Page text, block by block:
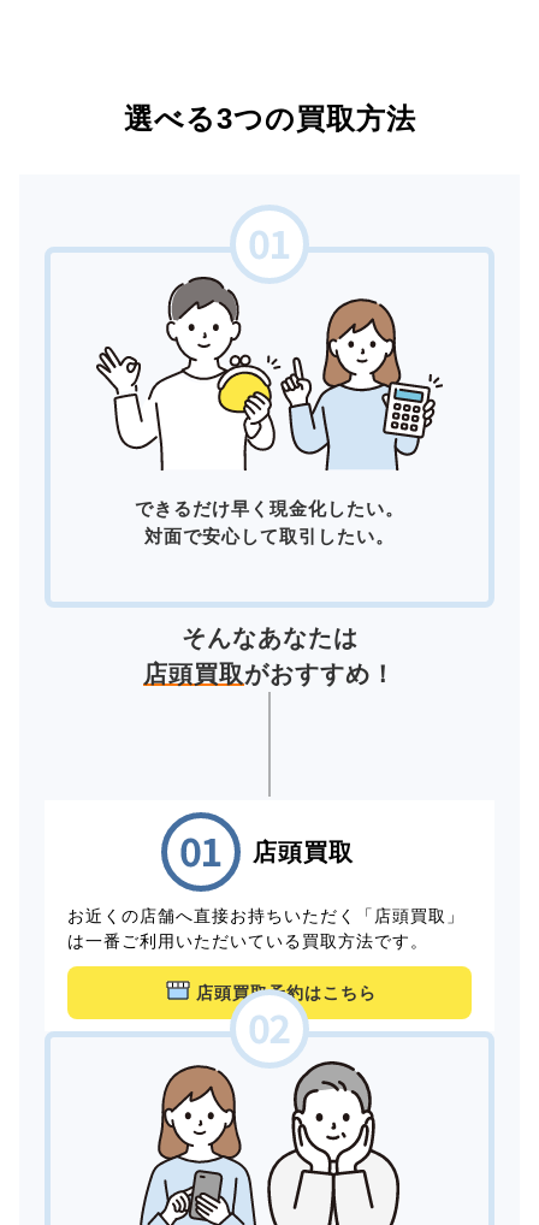
選べる3つの買取方法
できるだけ早く現金化したい。
対面で安心して取引したい。
そんなあなたは
店頭買取がおすすめ！
店頭買取
お近くの店舗へ直接お持ちいただく「店頭買取」
は一番ご利用いただいている買取方法です。
店頭買取予約はこちら